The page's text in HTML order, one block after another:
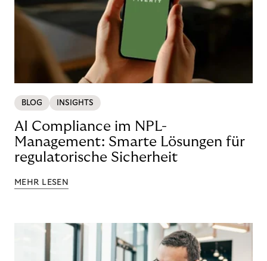
BLOG INSIGHTS
AI Compliance im NPL-
Management: Smarte Lösungen für
regulatorische Sicherheit
MEHR LESEN